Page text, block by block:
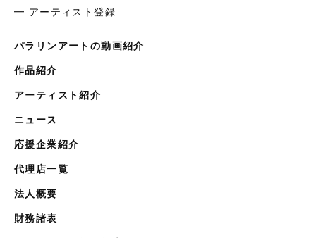
━ アーティスト登録
パラリンアートの動画紹介
作品紹介
アーティスト紹介
ニュース
応援企業紹介
代理店一覧
法人概要
財務諸表